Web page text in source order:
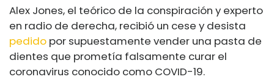
Alex Jones, el teórico de la conspiración y experto
en radio de derecha, recibió un cese y desista
pedido por supuestamente vender una pasta de
dientes que prometía falsamente curar el
coronavirus conocido como COVID-19.